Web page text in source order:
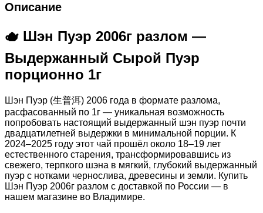
2006г.
разломе
1гр.
Описание
🫖 Шэн Пуэр 2006г разлом —
Выдержанный Сырой Пуэр
порционно 1г
Шэн Пуэр (生普洱) 2006 года в формате разлома,
расфасованный по 1г — уникальная возможность
попробовать настоящий выдержанный шэн пуэр почти
двадцатилетней выдержки в минимальной порции. К
2024–2025 году этот чай прошёл около 18–19 лет
естественного старения, трансформировавшись из
свежего, терпкого шэна в мягкий, глубокий выдержанный
пуэр с нотками чернослива, древесины и земли. Купить
Шэн Пуэр 2006г разлом с доставкой по России — в
нашем магазине во Владимире.